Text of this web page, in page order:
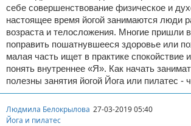
себе совершенствование физическое и
настоящее время йогой занимаются люди
возраста и телосложения. Многие пришли
поправить пошатнувшееся здоровье или
малая часть ищет в практике спокойствие
понять внутреннее «Я». Как начать
полезны занятия йогой Йога или пилатес -
Людмила Белокрылова 27-03-2019 05:40
Йога и пилатес